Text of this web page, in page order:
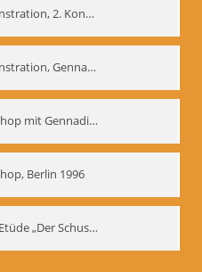
Biomechanik-Demonstration, 2. Kongress der EMF, Mai 1995
Biomechanik-Demonstration, Gennadij Bogdanow im Berliner Ensemble, 04.10.1991
Biomechanik-Workshop mit Gennadij Nikolajewitsch Bogdanow im Mime Centrum Berlin, 1991
Berlin 1996
Demonstration der Etüde „Der Schuss mit dem Bogen“ durch Gennadij Nikolajewitsch Bogdanow, Berlin 1991